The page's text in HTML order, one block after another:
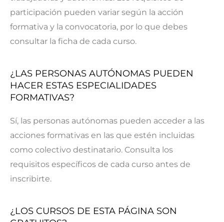
participación pueden variar según la acción
formativa y la convocatoria, por lo que debes
consultar la ficha de cada curso.
¿LAS PERSONAS AUTÓNOMAS PUEDEN
HACER ESTAS ESPECIALIDADES
FORMATIVAS?
Sí, las personas autónomas pueden acceder a las
acciones formativas en las que estén incluidas
como colectivo destinatario. Consulta los
requisitos específicos de cada curso antes de
inscribirte.
¿LOS CURSOS DE ESTA PÁGINA SON